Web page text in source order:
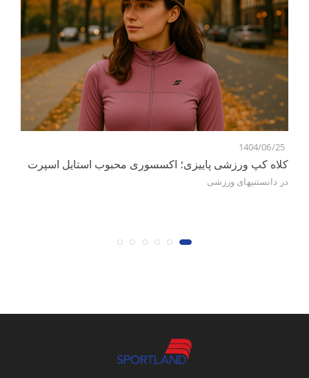
1404/06/25
کلاه کپ ورزشی پاییزی؛ اکسسوری محبوب استایل اسپرت
در دانستنیهای ورزشی